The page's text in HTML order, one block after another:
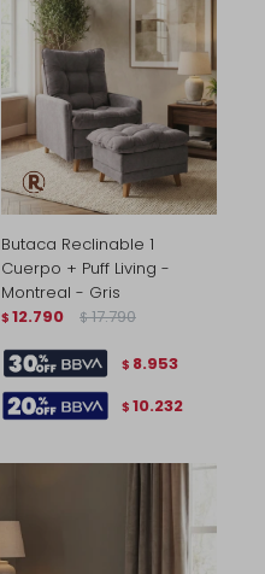
Butaca Reclinable 1
Cuerpo + Puff Living -
Montreal - Gris
$ 12.790 $ 17.790
$ 8.953
$ 10.232